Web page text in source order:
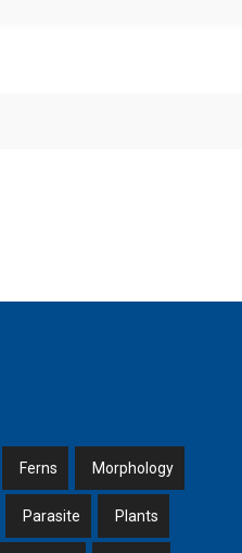
Ferns Morphology
Parasite Plants